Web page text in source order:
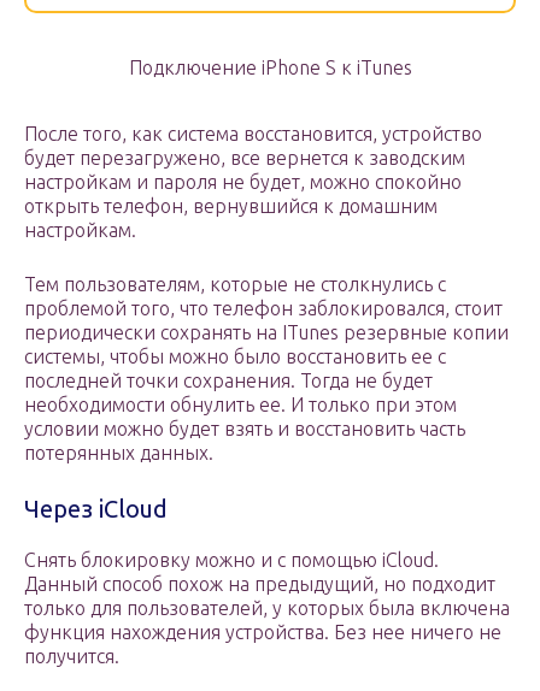
Подключение iPhone S к iTunes
После того, как система восстановится, устройство
будет перезагружено, все вернется к заводским
настройкам и пароля не будет, можно спокойно
открыть телефон, вернувшийся к домашним
настройкам.
Тем пользователям, которые не столкнулись с
проблемой того, что телефон заблокировался, стоит
периодически сохранять на ITunes резервные копии
системы, чтобы можно было восстановить ее с
последней точки сохранения. Тогда не будет
необходимости обнулить ее. И только при этом
условии можно будет взять и восстановить часть
потерянных данных.
Через iCloud
Снять блокировку можно и с помощью iCloud.
Данный способ похож на предыдущий, но подходит
только для пользователей, у которых была включена
функция нахождения устройства. Без нее ничего не
получится.